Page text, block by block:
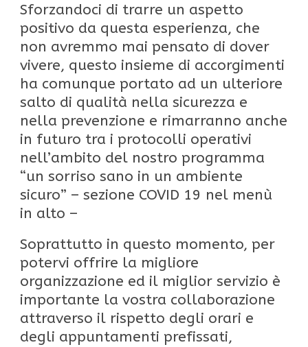
Sforzandoci di trarre un aspetto
positivo da questa esperienza, che
non avremmo mai pensato di dover
vivere, questo insieme di accorgimenti
ha comunque portato ad un ulteriore
salto di qualità nella sicurezza e
nella prevenzione e rimarranno anche
in futuro tra i protocolli operativi
nell’ambito del nostro programma
“un sorriso sano in un ambiente
sicuro” – sezione COVID 19 nel menù
in alto –
Soprattutto in questo momento, per
potervi offrire la migliore
organizzazione ed il miglior servizio è
importante la vostra collaborazione
attraverso il rispetto degli orari e
degli appuntamenti prefissati,